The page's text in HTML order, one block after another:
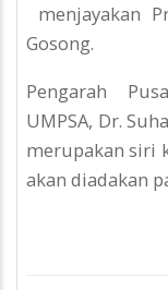
menjayakan
Gosong.
Pengarah
UMPSA, Dr.
merupakan siri
akan diadakan